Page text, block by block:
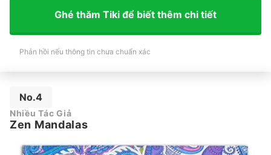
Ghé thăm Tiki để biết thêm chi tiết
Phản hồi nếu thông tin chưa chuẩn xác
No.4
Nhiều Tác Giả
Zen Mandalas